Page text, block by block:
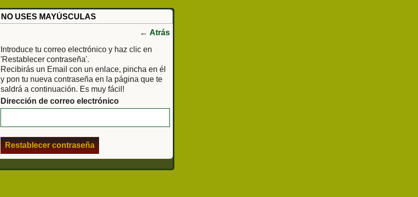
NO USES MAYÚSCULAS
← Atrás
Introduce tu correo electrónico y haz clic en
'Restablecer contraseña'.
Recibirás un Email con un enlace, pincha en él
y pon tu nueva contraseña en la página que te
saldrá a continuación. Es muy fácil!
Dirección de correo electrónico